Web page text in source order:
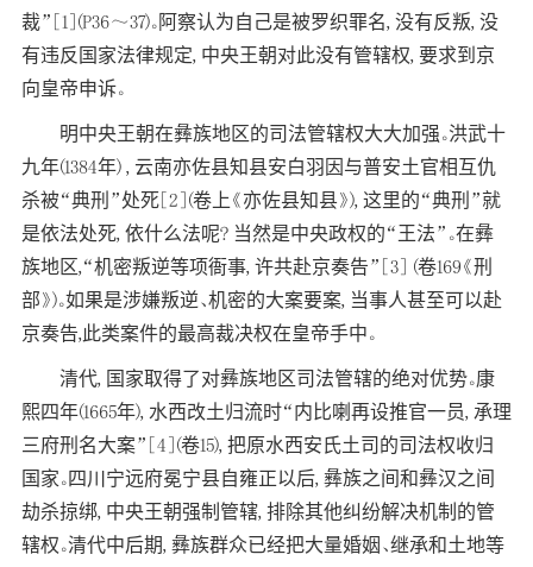
裁”[1](P36～37)。阿察认为自己是被罗织罪名, 没有反叛, 没
有违反国家法律规定, 中央王朝对此没有管辖权, 要求到京
向皇帝申诉。
明中央王朝在彝族地区的司法管辖权大大加强。洪武十
九年(1384年) , 云南亦佐县知县安白羽因与普安土官相互仇
杀被“典刑”处死[2](卷上《亦佐县知县》), 这里的“典刑”就
是依法处死, 依什么法呢? 当然是中央政权的“王法”。在彝
族地区,“机密叛逆等项衙事, 许共赴京奏告”[3] (卷169《刑
部》)。如果是涉嫌叛逆、机密的大案要案, 当事人甚至可以赴
京奏告,此类案件的最高裁决权在皇帝手中。
清代, 国家取得了对彝族地区司法管辖的绝对优势。康
熙四年(1665年), 水西改土归流时“内比喇再设推官一员, 承理
三府刑名大案”[4](卷15), 把原水西安氏土司的司法权收归
国家。四川宁远府冕宁县自雍正以后, 彝族之间和彝汉之间
劫杀掠绑, 中央王朝强制管辖, 排除其他纠纷解决机制的管
辖权。清代中后期, 彝族群众已经把大量婚姻、继承和土地等